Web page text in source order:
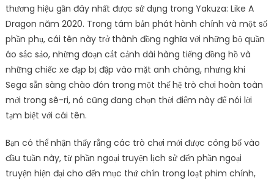
thương hiệu gần đây nhất được sử dụng trong Yakuza: Like A
Dragon năm 2020. Trong tám bản phát hành chính và một số
phần phụ, cái tên này trở thành đồng nghĩa với những bộ quần
áo sắc sảo, những đoạn cắt cảnh dài hàng tiếng đồng hồ và
những chiếc xe đạp bị đập vào mặt anh chàng, nhưng khi
Sega sẵn sàng chào đón trong một thế hệ trò chơi hoàn toàn
mới trong sê-ri, nó cũng đang chọn thời điểm này để nói lời
tạm biệt với cái tên.
Bạn có thể nhận thấy rằng các trò chơi mới được công bố vào
đầu tuần này, từ phần ngoại truyện lịch sử đến phần ngoại
truyện hiện đại cho đến mục thứ chín trong loạt phim chính,